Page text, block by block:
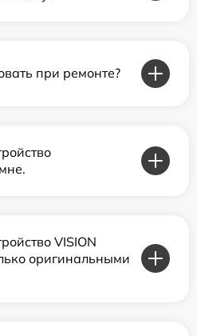
при ремонте?
VISION
оригинальными